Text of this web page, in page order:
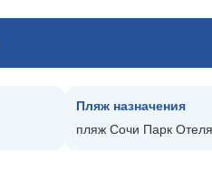
Пляж назначения
пляж Сочи Парк